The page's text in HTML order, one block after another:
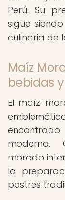
Perú. Su
sigue
culinaria de
Maíz
bebidas
El maíz
moderna.
morado
la
postres